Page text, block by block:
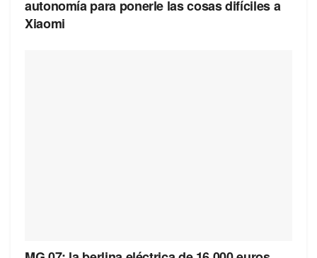
autonomía para ponerle las cosas difíciles a
Xiaomi